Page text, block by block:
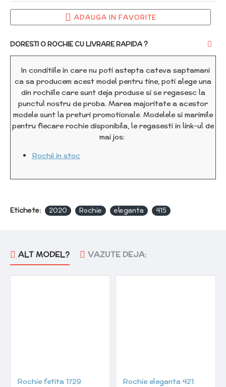
ADAUGA IN FAVORITE
DORESTI O ROCHIE CU LIVRARE RAPIDA ?
In conditiile in care nu poti astepta cateva saptamani
ca sa producem acest model pentru tine, poti alege una
din rochiile care sunt deja produse si se regasesc la
punctul nostru de proba. Marea majoritate a acestor
modele sunt la preturi promotionale. Modelele si marimile
pentru fiecare rochie disponibila, le regasesti in link-ul de
mai jos:
Rochii in stoc
Etichete: 2020 Rochie eleganta 415
ALT MODEL? VAZUTE DEJA:
Rochie fetita 1729 Rochie eleganta 421